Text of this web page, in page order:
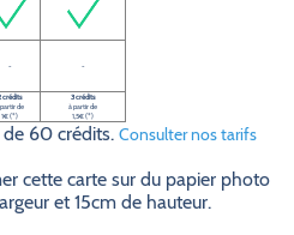
- -
crédits
de
1€ (*)
3 crédits
à partir de
1,5€ (*)
60 crédits. Consulter nos tarifs
cette carte sur du papier photo
et 15cm de hauteur.